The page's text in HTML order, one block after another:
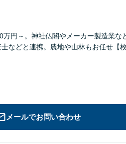
万円～。神社仏閣やメーカー製造業な
などと連携。農地や山林もお任せ【
メールでお問い合わせ